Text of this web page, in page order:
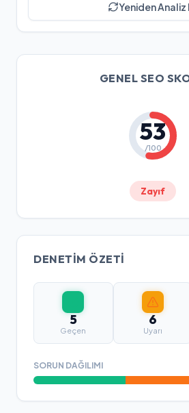
Yeniden Analiz
GENEL SEO
53
/100
Zayıf
DENETIM ÖZETI
5
Geçen
6
Uyarı
SORUN DAĞILIMI